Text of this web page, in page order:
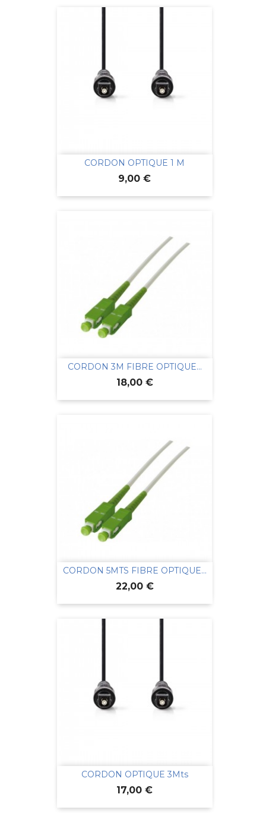
CORDON OPTIQUE 1 M
Prix
9,00 €
CORDON 3M FIBRE OPTIQUE...
Prix
18,00 €
CORDON 5MTS FIBRE OPTIQUE...
Prix
22,00 €
CORDON OPTIQUE 3Mts
Prix
17,00 €